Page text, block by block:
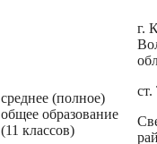
среднее (полное)
общее образование
(11 классов)
г.